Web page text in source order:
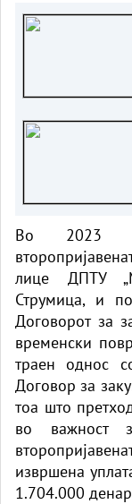
Во 2023
лице ДПТУ
Струмица, и
Договорот за
временски
траен однос
Договор за
тоа што
во важност
извршена
1.704.000